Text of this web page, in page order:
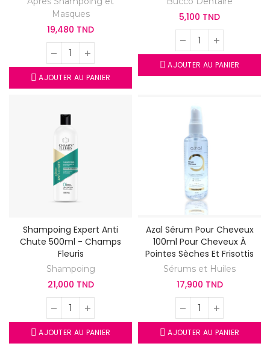
Masques
19,480 TND
AJOUTER AU PANIER
5,100 TND
AJOUTER AU PANIER
Shampoing Expert Anti
Chute 500ml - Champs
Fleuris
Shampoing
21,000 TND
AJOUTER AU PANIER
Azal Sérum Pour Cheveux
100ml Pour Cheveux À
Pointes Sèches Et Frisottis
Sérums et Huiles
17,900 TND
AJOUTER AU PANIER